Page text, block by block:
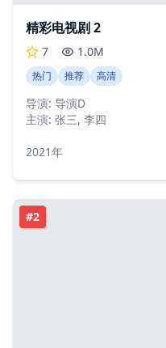
精彩电视剧 2
7 1.0M
热门 推荐 高清
导演: 导演D
主演: 张三, 李四
2021年
#2